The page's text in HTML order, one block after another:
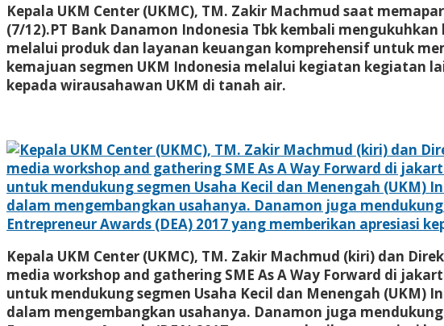
Kepala UKM Center (UKMC), TM. Zakir Machmud saat
(7/12).PT Bank Danamon Indonesia Tbk kembali
melalui produk dan layanan keuangan komprehensif untuk
kemajuan segmen UKM Indonesia melalui kegiatan kegiatan
kepada wirausahawan UKM di tanah air.
Kepala UKM Center (UKMC), TM. Zakir Machmud (kiri) dan
media workshop and gathering SME As A Way Forward di
untuk mendukung segmen Usaha Kecil dan Menengah
dalam mengembangkan usahanya. Danamon juga